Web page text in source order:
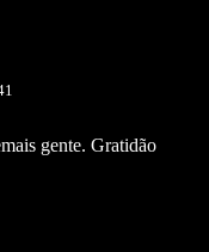
gente. Gratidão